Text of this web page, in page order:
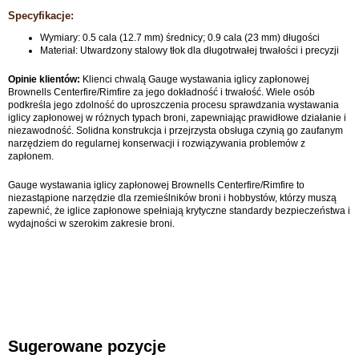
Specyfikacje:
Wymiary: 0.5 cala (12.7 mm) średnicy; 0.9 cala (23 mm) długości
Materiał: Utwardzony stalowy tłok dla długotrwałej trwałości i precyzji
Opinie klientów: Klienci chwalą Gauge wystawania iglicy zapłonowej
Brownells Centerfire/Rimfire za jego dokładność i trwałość. Wiele osób
podkreśla jego zdolność do uproszczenia procesu sprawdzania wystawania
iglicy zapłonowej w różnych typach broni, zapewniając prawidłowe działanie i
niezawodność. Solidna konstrukcja i przejrzysta obsługa czynią go zaufanym
narzędziem do regularnej konserwacji i rozwiązywania problemów z
zapłonem.
Gauge wystawania iglicy zapłonowej Brownells Centerfire/Rimfire to
niezastąpione narzędzie dla rzemieślników broni i hobbystów, którzy muszą
zapewnić, że iglice zapłonowe spełniają krytyczne standardy bezpieczeństwa i
wydajności w szerokim zakresie broni.
Sugerowane pozycje